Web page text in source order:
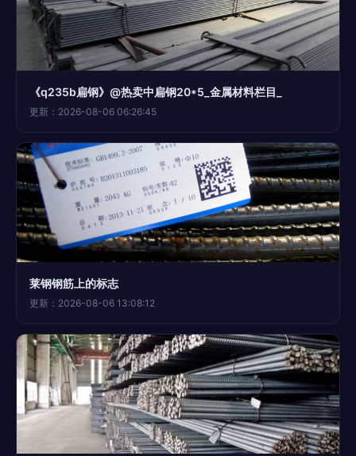
《q235b扁钢》@热卖中扁钢20*5_金属材料栏目_
更新：2026-08-06 06:26:45
莱钢钢筋上的标志
更新：2026-08-06 13:08:12